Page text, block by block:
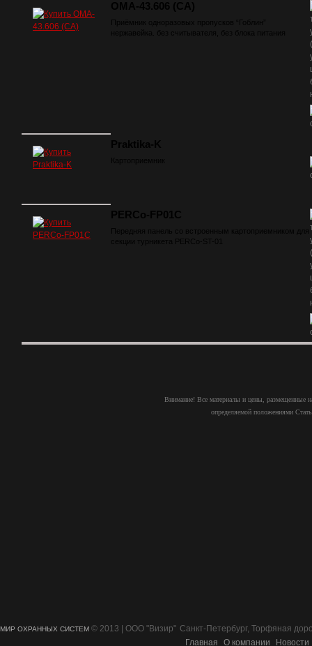
OMA-43.606 (СA)
Приёмник одноразовых пропусков “Гоблин”
нержавейка. без считывателя, без блока питания
Praktika-K
Картоприемник
PERCo-FP01C
Передняя панель со встроенным картоприемником для
секции турникета PERCo-ST-01
Внимание! Все материалы и цены, размещенные
определяемой положениями
Санкт-Петербург, Торфяная
Главная
О компании Новости
МИР ОХРАННЫХ СИСТЕМ © 2013 | ООО "Визир"